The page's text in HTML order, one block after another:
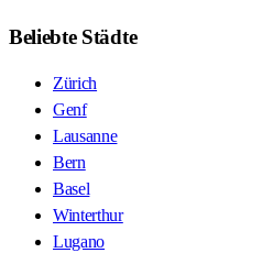
Beliebte Städte
Zürich
Genf
Lausanne
Bern
Basel
Winterthur
Lugano